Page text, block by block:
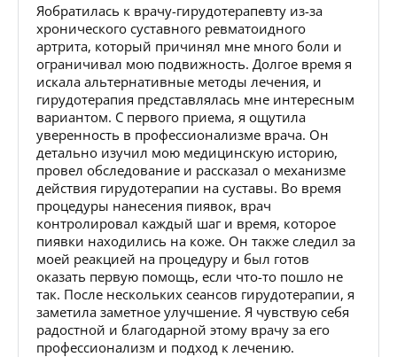
Яобратилась к врачу-гирудотерапевту из-за
хронического суставного ревматоидного
артрита, который причинял мне много боли и
ограничивал мою подвижность. Долгое время я
искала альтернативные методы лечения, и
гирудотерапия представлялась мне интересным
вариантом. С первого приема, я ощутила
уверенность в профессионализме врача. Он
детально изучил мою медицинскую историю,
провел обследование и рассказал о механизме
действия гирудотерапии на суставы. Во время
процедуры нанесения пиявок, врач
контролировал каждый шаг и время, которое
пиявки находились на коже. Он также следил за
моей реакцией на процедуру и был готов
оказать первую помощь, если что-то пошло не
так. После нескольких сеансов гирудотерапии, я
заметила заметное улучшение. Я чувствую себя
радостной и благодарной этому врачу за его
профессионализм и подход к лечению.